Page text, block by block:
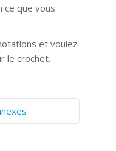
ce que vous
et voulez
le crochet.